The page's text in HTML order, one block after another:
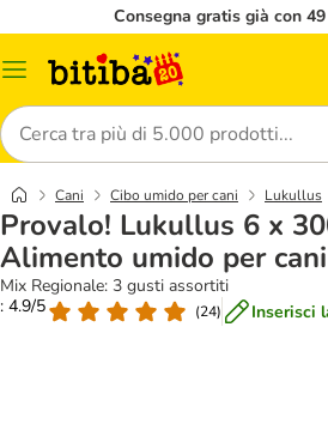
Consegna gratis già con
Overview
Cerca
Cani Cibo umido per cani Lukullus
Provalo! Lukullus 6 x
Alimento umido per cani
Mix Regionale: 3 gusti assortiti
: 4.9/5
(24) Inserisci